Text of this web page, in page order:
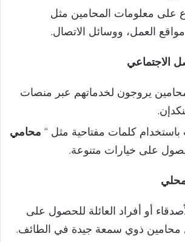
على معلومات المحامين مثل
العمل، ووسائل الاتصال.
الاجتماعي
يروجون لخدماتهم عبر منصات
كلمات مفتاحية مثل “ محامي
على خيارات متنوعة.
أو أفراد العائلة للحصول على
ذوي سمعة جيدة في الطائف.